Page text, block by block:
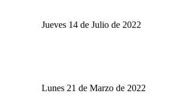
Jueves 14 de Julio de 2022
Lunes 21 de Marzo de 2022